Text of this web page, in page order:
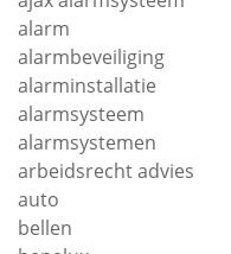
alarm
alarmbeveiliging
alarminstallatie
alarmsysteem
alarmsystemen
arbeidsrecht advies
auto
bellen